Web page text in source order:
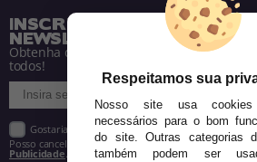
INSCREVA-SE NA NOSSA
NEWSLETTER
Obtenha descontos e saiba de tudo antes
todos!
Gostaria de receber descontos exclusivos,
Posso cancelar a inscrição a qualquer momento,
Publicidade
Respeitamos sua
Nosso site usa cookies
necessários para o bom
do site. Outras categorias
também podem ser